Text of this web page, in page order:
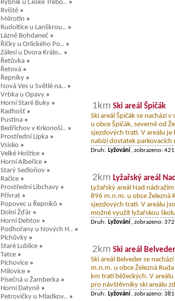
Rybník u České Třebo.. »
Rviště »
Měrotín »
Rudoltice u Lanškrou.. »
Lázně Bohdaneč »
Říčky u Orlického Po.. »
Zálesí u Dvora Králo.. »
Řetůvka »
Řetová »
Řepníky »
Nová Ves u Světlé na.. »
Vrbka u Opavy »
Horní Staré Buky »
Radhošť »
Pustina »
Bedřichov v Krkonoší.. »
Prostřední Lipka »
Vsisko »
Velké Hoštice »
Horní Albeřice »
Starý Sedloňov »
Račice »
Prostřední Libchavy »
Přívrat »
Popovec u Řepníků »
Dolní Žďár »
Horní Dehtov »
Podhořany u Nových H.. »
Plchůvky »
Staré Lublice »
Tatce »
Plchovice »
Milovice »
Písečná u Žamberka »
Horní Datyně »
Petrovičky u Mladkov.. »
1km Ski areál Špičák
Ski areál Špičák se nachází
u obce Špičák, severně od
sjezdových tratí. V areálu je
nabízí dostatek parkovacích
Druh: Lyžování , zobrazeno:
2km Lyžařský areál
Lyžařský areál Nad
896 m.n.m. u obce Železná
sjezdových tratí. V areálu
možné využít lyžařskou
Druh: Lyžování , zobrazeno:
2km Ski areál Belveder
Ski areál Belveder se
m.n.m. u obce Železná
km tratí běžeckých. V
pro návštěvníky ski areálu
Druh: Lyžování , zobrazeno: